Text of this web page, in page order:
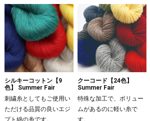
シルキーコットン【9
色】 Summer Fair
刺繍糸としてもご使用い
ただける品質の良いエジ
クーコード【24色】
Summer Fair
特殊な加工で、ボリュー
ムがあるのに軽い糸で
す。